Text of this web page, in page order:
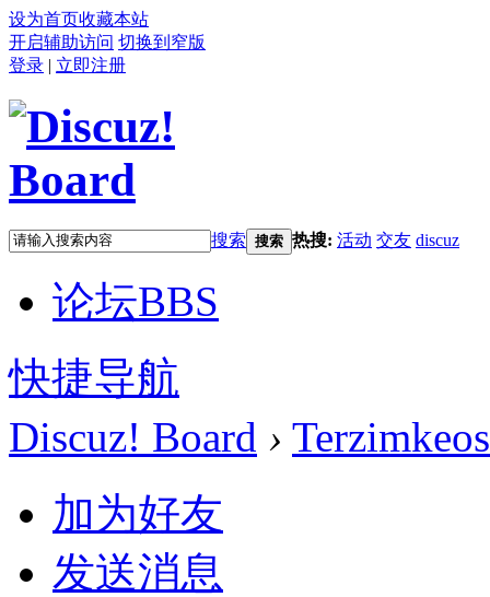
设为首页收藏本站
开启辅助访问 切换到窄版
登录 | 立即注册
搜索 搜索 热搜: 活动 交友 discuz
论坛BBS
快捷导航
Discuz! Board › Terzimkeos
加为好友
发送消息